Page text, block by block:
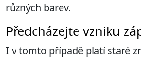
různých barev.
Předcházejte vzniku
I v tomto případě platí staré